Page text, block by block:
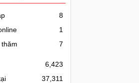
8
1
7
6,423
37,311